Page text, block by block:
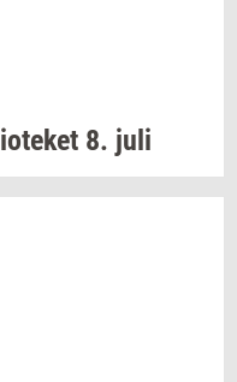
8. juli